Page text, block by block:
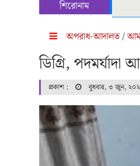
শিরোনাম
অপরাধ-আদালত/
ডিগ্রি,
প্রকাশ : বুধবার, ৩ জুন,